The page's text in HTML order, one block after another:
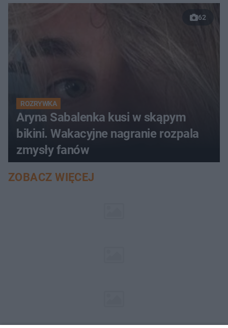
62
ROZRYWKA
Aryna Sabalenka kusi w skąpym
bikini. Wakacyjne nagranie rozpala
zmysły fanów
ZOBACZ WIĘCEJ